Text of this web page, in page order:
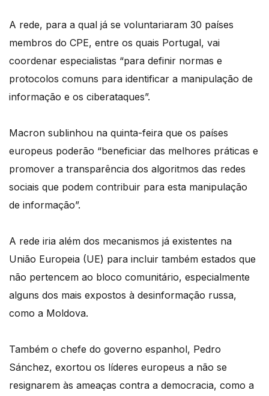
A rede, para a qual já se voluntariaram 30 países
membros do CPE, entre os quais Portugal, vai
coordenar especialistas “para definir normas e
protocolos comuns para identificar a manipulação de
informação e os ciberataques”.
Macron sublinhou na quinta-feira que os países
europeus poderão “beneficiar das melhores práticas e
promover a transparência dos algoritmos das redes
sociais que podem contribuir para esta manipulação
de informação”.
A rede iria além dos mecanismos já existentes na
União Europeia (UE) para incluir também estados que
não pertencem ao bloco comunitário, especialmente
alguns dos mais expostos à desinformação russa,
como a Moldova.
Também o chefe do governo espanhol, Pedro
Sánchez, exortou os líderes europeus a não se
resignarem às ameaças contra a democracia, como a